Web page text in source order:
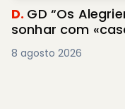
D. GD “Os
sonhar com
8 agosto 2026